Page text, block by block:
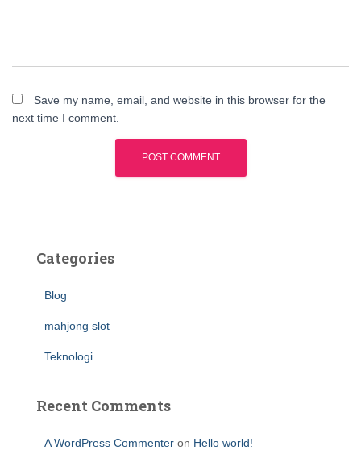
Save my name, email, and website in this browser for the
next time I comment.
Categories
Blog
mahjong slot
Teknologi
Recent Comments
A WordPress Commenter on Hello world!